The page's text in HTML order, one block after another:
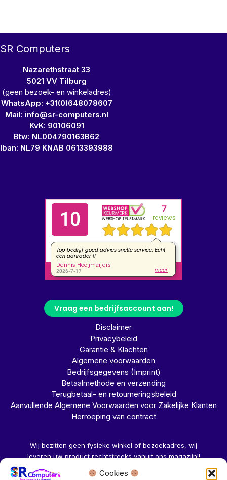
Cookies
SR Computers
Nazarethstraat 33
5021 VV Tilburg
(geen bezoek- en winkeladres)
WhatsApp: +31(0)648078607
Mail: info@sr-computers.nl
KvK: 90106091
Btw: NL004790163B62
Iban: NL79 KNAB 0613393988
Vraag een bedrijfsaccount aan!
Disclaimer
Privacybeleid
Garantie & Klachten
Algemene voorwaarden
Bedrijfsgegevens (Imprint)
Betaalmethode en verzending
Terugbetaal- en retourneringsbeleid
Aanvullende Algemene Voorwaarden voor Zakelijke Klanten
Herroeping van contract
Wij bezitten geen fysieke winkel of bezoekadres, wij
leveren uw product rechtstreeks vanuit ons magazijn!!